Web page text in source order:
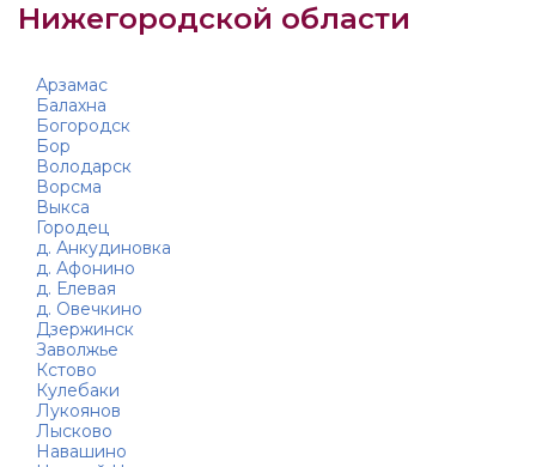
Нижегородской области
Арзамас
Балахна
Богородск
Бор
Володарск
Ворсма
Выкса
Городец
д. Анкудиновка
д. Афонино
д. Елевая
д. Овечкино
Дзержинск
Заволжье
Кстово
Кулебаки
Лукоянов
Лысково
Навашино